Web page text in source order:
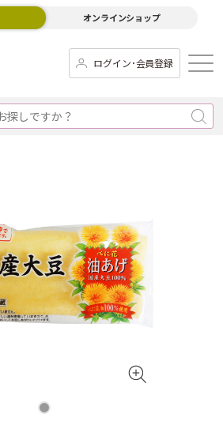
オンラインショップ
ログイン･会員登録